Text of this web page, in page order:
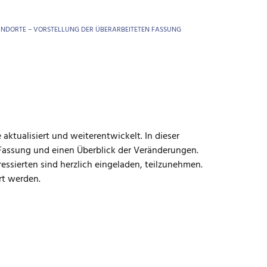
– VORSTELLUNG DER ÜBERARBEITETEN FASSUNG
aktualisiert und weiterentwickelt. In dieser
und einen Überblick der Veränderungen.
sind herzlich eingeladen, teilzunehmen.
werden.